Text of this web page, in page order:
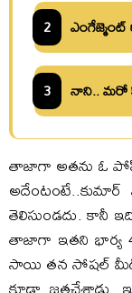
2
3 నాని.. మరో
తాజాగా అతను ఓ
తెలిసుండదు. కానీ
తాజాగా ఇతని భార్య
సాయి తన సోషల్